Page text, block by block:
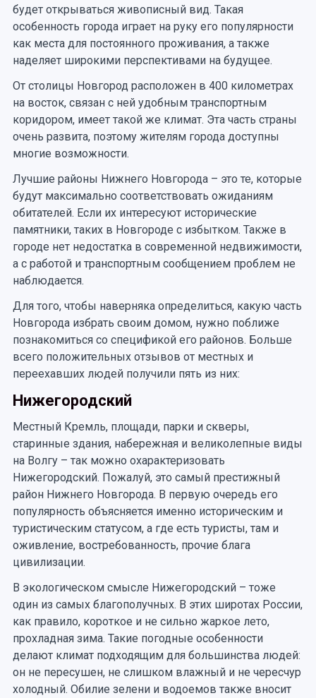
будет открываться живописный вид. Такая
особенность города играет на руку его популярности
как места для постоянного проживания, а также
наделяет широкими перспективами на будущее.
От столицы Новгород расположен в 400 километрах
на восток, связан с ней удобным транспортным
коридором, имеет такой же климат. Эта часть страны
очень развита, поэтому жителям города доступны
многие возможности.
Лучшие районы Нижнего Новгорода – это те, которые
будут максимально соответствовать ожиданиям
обитателей. Если их интересуют исторические
памятники, таких в Новгороде с избытком. Также в
городе нет недостатка в современной недвижимости,
а с работой и транспортным сообщением проблем не
наблюдается.
Для того, чтобы наверняка определиться, какую часть
Новгорода избрать своим домом, нужно поближе
познакомиться со спецификой его районов. Больше
всего положительных отзывов от местных и
переехавших людей получили пять из них:
Нижегородский
Местный Кремль, площади, парки и скверы,
старинные здания, набережная и великолепные виды
на Волгу – так можно охарактеризовать
Нижегородский. Пожалуй, это самый престижный
район Нижнего Новгорода. В первую очередь его
популярность объясняется именно историческим и
туристическим статусом, а где есть туристы, там и
оживление, востребованность, прочие блага
цивилизации.
В экологическом смысле Нижегородский – тоже
один из самых благополучных. В этих широтах России,
как правило, короткое и не сильно жаркое лето,
прохладная зима. Такие погодные особенности
делают климат подходящим для большинства людей:
он не пересушен, не слишком влажный и не чересчур
холодный. Обилие зелени и водоемов также вносит